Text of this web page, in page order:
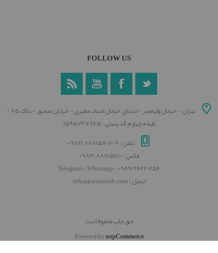
FOLLOW US
تهران - خیابان ولیعصر - ابتدای خیابان استاد مطهری - خیابان منصور - پلاک 75 -
طبقه چهارم کد پستی : 1595747865
تلفن : 9-88715707 9821+
فکس : 88715710 9821+
Telegram / Whatsapp : +989196220256
ایمیل : info@parsianteb.com
حق چاپ محفوظ است
Powered bynopCommerce